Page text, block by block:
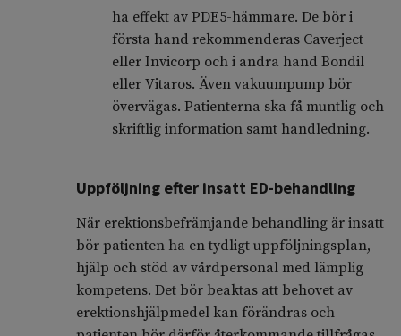
ha effekt av PDE5-hämmare. De bör i
första hand rekommenderas Caverject
eller Invicorp och i andra hand Bondil
eller Vitaros. Även vakuumpump bör
övervägas. Patienterna ska få muntlig och
skriftlig information samt handledning.
Uppföljning efter insatt ED-behandling
När erektionsbefrämjande behandling är insatt
bör patienten ha en tydligt uppföljningsplan,
hjälp och stöd av vårdpersonal med lämplig
kompetens. Det bör beaktas att behovet av
erektionshjälpmedel kan förändras och